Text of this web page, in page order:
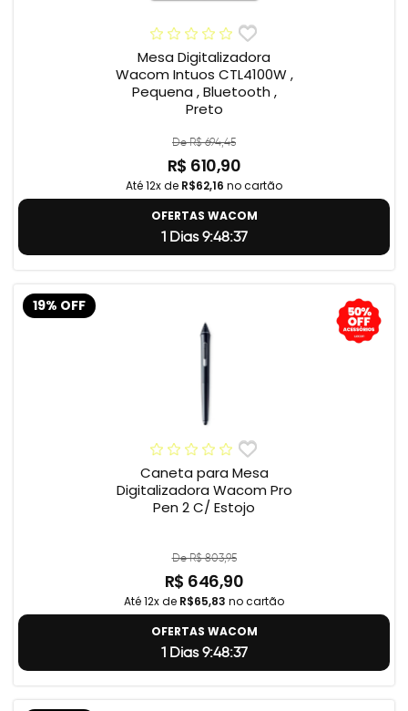
Mesa Digitalizadora
Wacom Intuos CTL4100W ,
Pequena , Bluetooth ,
Preto
De R$ 694,45
R$ 610,90
Até 12x de R$62,16 no cartão
OFERTAS WACOM
1 Dias 9:48:36
19% OFF
Caneta para Mesa
Digitalizadora Wacom Pro
Pen 2 C/ Estojo
De R$ 803,95
R$ 646,90
Até 12x de R$65,83 no cartão
OFERTAS WACOM
1 Dias 9:48:36